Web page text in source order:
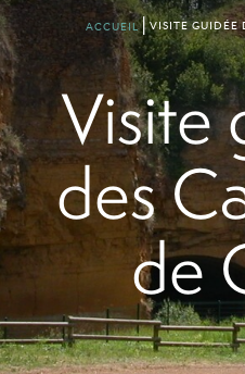
ACCUEIL VISITE GUIDÉE
Visite
des
de